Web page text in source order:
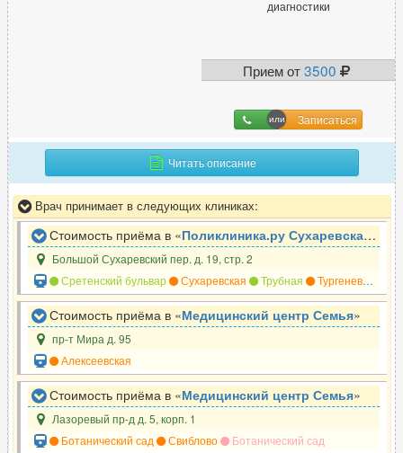
622
24
У
УЗИ-специалист 1389
Уролог
Уролог-андролог 312
Ф
Физиотерапевт 226
Флеболог 242
Фониатр
Фтизиатр
диагностики
Прием от3500
Записаться
Читать описание
Врач принимает в следующих клиниках:
Стоимость приёма в «Поликлиника.ру Сухаревская »
Большой Сухаревский пер. д. 19, стр. 2
Сретенский бульвар
Сухаревская Трубная Тургеневская
Стоимость приёма в «Медицинский центр Семья»
пр-т Мира д. 95
Алексеевская
Стоимость приёма в «Медицинский центр Семья»
Лазоревый пр-д д. 5, корп. 1
Ботанический сад
Свиблово Ботанический сад